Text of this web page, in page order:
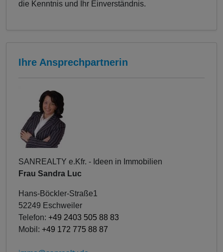
die Kenntnis und Ihr Einverständnis.
Ihre Ansprechpartnerin
SANREALTY e.Kfr. - Ideen in Immobilien
Frau Sandra Luc
Hans-Böckler-Straße1
52249 Eschweiler
Telefon: +49 2403 505 88 83
Mobil: +49 172 775 88 87